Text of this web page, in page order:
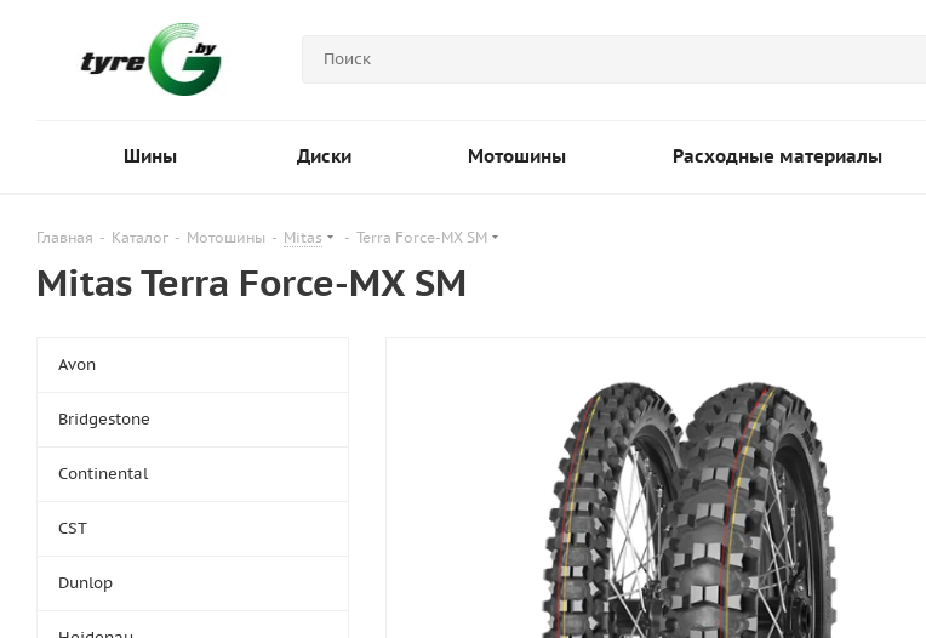
Шины Диски Мотошины Расходные материалы
Главная - Каталог - Мотошины - Mitas - Terra Force-MX SM
Mitas Terra Force-MX SM
Avon
Bridgestone
Continental
CST
Dunlop